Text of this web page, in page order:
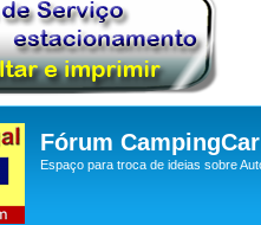
Fórum
Espaço para troca de ideias sobre